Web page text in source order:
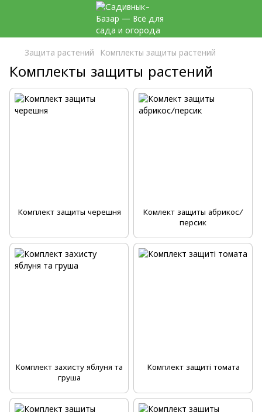
Защита растений Комплекты защиты растений
Комплекты защиты растений
Комплект защиты черешня
Комлект защиты абрикос/
персик
Комплект захисту яблуня та
груша
Комплект защиті томата